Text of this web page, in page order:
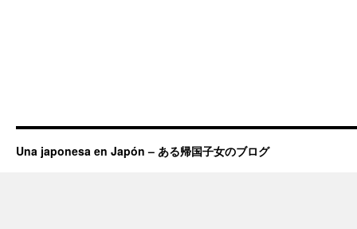
Una japonesa en Japón – ある帰国子女のブログ